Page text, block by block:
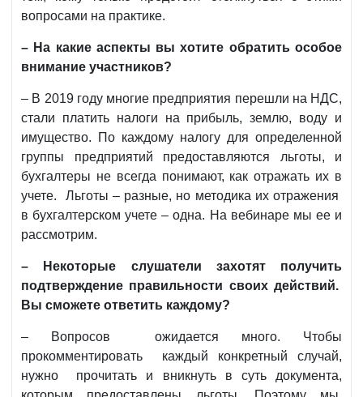
вопросами на практике.
– На какие аспекты вы хотите обратить особое
внимание участников?
– В 2019 году многие предприятия перешли на НДС,
стали платить налоги на прибыль, землю, воду и
имущество. По каждому налогу для определенной
группы предприятий предоставляются льготы, и
бухгалтеры не всегда понимают, как отражать их в
учете. Льготы – разные, но методика их отражения
в бухгалтерском учете – одна. На вебинаре мы ее и
рассмотрим.
– Некоторые слушатели захотят получить
подтверждение правильности своих действий.
Вы сможете ответить каждому?
– Вопросов ожидается много. Чтобы
прокомментировать каждый конкретный случай,
нужно прочитать и вникнуть в суть документа,